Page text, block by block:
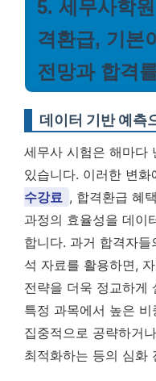
5. 세무사학
격환급, 기본
전망과 합격
데이터 기반 예측
세무사 시험은 해마다
있습니다. 이러한 변화
수강료 , 합격환급 혜
과정의 효율성을 데이
합니다. 과거 합격자
석 자료를 활용하면,
전략을 더욱 정교하게
특정 과목에서 높은
집중적으로 공략하거
최적화하는 등의 심화